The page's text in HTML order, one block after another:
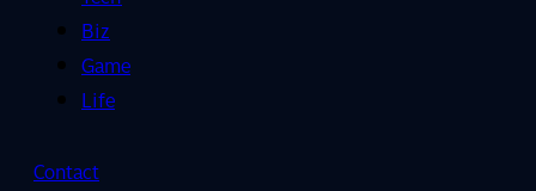
Biz
Game
Life
Contact